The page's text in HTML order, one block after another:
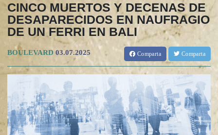
CINCO MUERTOS Y DECENAS DE
DESAPARECIDOS EN NAUFRAGIO
DE UN FERRI EN BALI
BOULEVARD 03.07.2025 Comparta Comparta